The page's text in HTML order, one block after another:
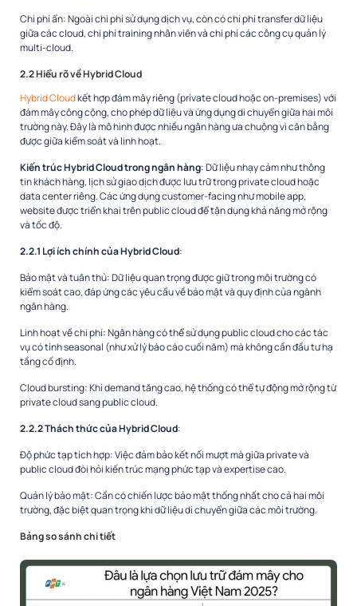
Chi phí ẩn: Ngoài chi phí sử dụng dịch vụ, còn có chi phí transfer dữ liệu
giữa các cloud, chi phí training nhân viên và chi phí các công cụ quản lý
multi-cloud.
2.2 Hiểu rõ về Hybrid Cloud
Hybrid Cloudkết hợp đám mây riêng (private cloud hoặc on-premises) với
đám mây công cộng, cho phép dữ liệu và ứng dụng di chuyển giữa hai môi
trường này. Đây là mô hình được nhiều ngân hàng ưa chuộng vì cân bằng
được giữa kiểm soát và linh hoạt.
Kiến trúc Hybrid Cloud trong ngân hàng: Dữ liệu nhạy cảm như thông
tin khách hàng, lịch sử giao dịch được lưu trữ trong private cloud hoặc
data center riêng. Các ứng dụng customer-facing như mobile app,
website được triển khai trên public cloud để tận dụng khả năng mở rộng
và tốc độ.
2.2.1 Lợi ích chính của Hybrid Cloud:
Bảo mật và tuân thủ: Dữ liệu quan trọng được giữ trong môi trường có
kiểm soát cao, đáp ứng các yêu cầu về bảo mật và quy định của ngành
ngân hàng.
Linh hoạt về chi phí: Ngân hàng có thể sử dụng public cloud cho các tác
vụ có tính seasonal (như xử lý báo cáo cuối năm) mà không cần đầu tư hạ
tầng cố định.
Cloud bursting: Khi demand tăng cao, hệ thống có thể tự động mở rộng từ
private cloud sang public cloud.
2.2.2 Thách thức của Hybrid Cloud:
Độ phức tạp tích hợp: Việc đảm bảo kết nối mượt mà giữa private và
public cloud đòi hỏi kiến trúc mạng phức tạp và expertise cao.
Quản lý bảo mật: Cần có chiến lược bảo mật thống nhất cho cả hai môi
trường, đặc biệt quan trọng khi dữ liệu di chuyển giữa các môi trường.
Bảng so sánh chi tiết